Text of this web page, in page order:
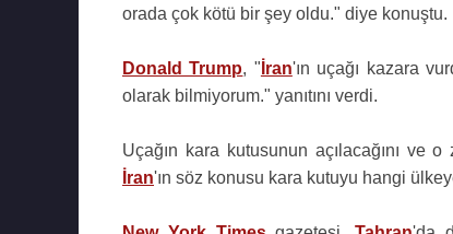
orada çok kötü bir şey oldu." diye konuştu.
Donald Trump, " İran'ın uçağı kazara
olarak bilmiyorum." yanıtını verdi.
Uçağın kara kutusunun açılacağını ve
İran'ın söz konusu kara kutuyu hangi